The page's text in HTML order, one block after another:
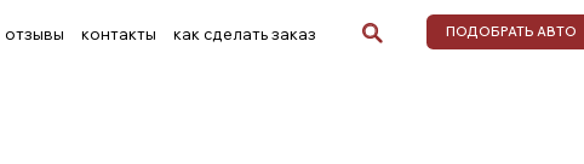
+7 900
ПОДОБРАТЬ АВТО
контакты как сделать заказ